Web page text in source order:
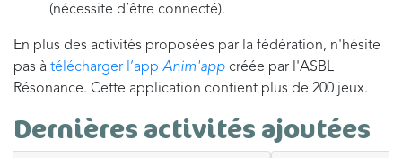
(nécessite d’être connecté).
En plus des activités proposées par la fédération, n'hésite
pas à télécharger l’app Anim'app créée par l'ASBL
Résonance. Cette application contient plus de 200 jeux.
Dernières activités ajoutées